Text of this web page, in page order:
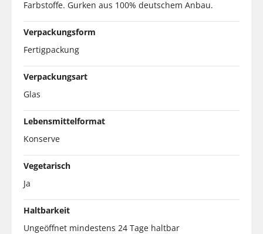
Farbstoffe. Gurken aus 100% deutschem Anbau.
Verpackungsform
Fertigpackung
Verpackungsart
Glas
Lebensmittelformat
Konserve
Vegetarisch
Ja
Haltbarkeit
Ungeöffnet mindestens 24 Tage haltbar